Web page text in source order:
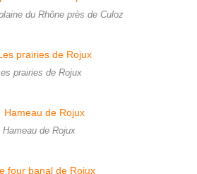
du Rhône près de Culoz
prairies de Rojux
Hameau de Rojux